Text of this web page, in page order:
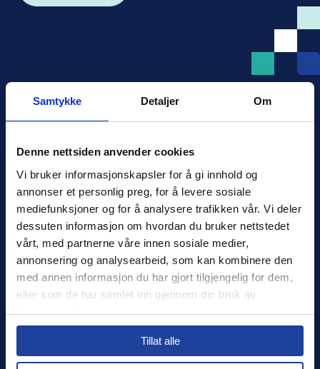
Samtykke Detaljer Om
Denne nettsiden anvender cookies
Vi bruker informasjonskapsler for å gi innhold og
annonser et personlig preg, for å levere sosiale
mediefunksjoner og for å analysere trafikken vår. Vi deler
dessuten informasjon om hvordan du bruker nettstedet
vårt, med partnerne våre innen sosiale medier,
annonsering og analysearbeid, som kan kombinere den
med annen informasjon du har gjort tilgjengelig for dem,
eller som de har samlet inn gjennom din bruk av
tjenestene deres.
Tillat alle
Select your country to see content relevant to
you and your business.
Xledger Norge
Østensjøveien 32,0667,Oslo
Norge
salg@xledger.no
40002211
Logg inn
Support
Personvern